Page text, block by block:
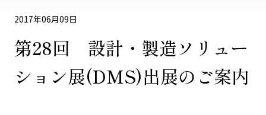
2017年06月09日
第28回 設計・製造ソリュー
ション展(DMS)出展のご案内